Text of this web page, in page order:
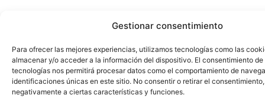
Gestionar consentimiento
Para ofrecer las mejores experiencias, utilizamos tecnologías como las
almacenar y/o acceder a la información del dispositivo. El consentimiento de
tecnologías nos permitirá procesar datos como el comportamiento de
identificaciones únicas en este sitio. No consentir o retirar el
negativamente a ciertas características y funciones.